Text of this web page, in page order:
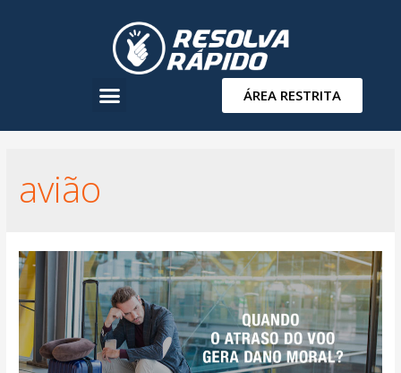
ÁREA RESTRITA
avião